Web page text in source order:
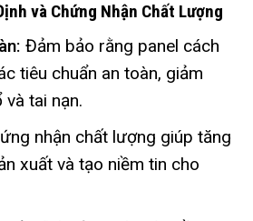
và Chứng Nhận Chất Lượng
Đảm bảo rằng panel cách
tiêu chuẩn an toàn, giảm
và tai nạn.
nhận chất lượng giúp tăng
xuất và tạo niềm tin cho